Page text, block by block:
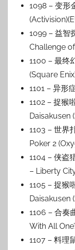
1098 – 变形
1099 – 益智
Challenge
1100 – 最终
(Square
1101 – 异形
1102 – 捉猴
Daisakusen
1103 – 世界
Poker 2
1104 – 侠盗
– Liberty
1105 – 捉猴
Daisakusen
1106 – 合奏
With All
1107 – 料理